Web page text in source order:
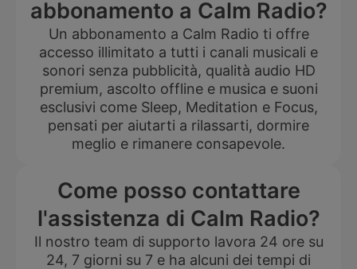
abbonamento a Calm Radio?
Un abbonamento a Calm Radio ti offre
accesso illimitato a tutti i canali musicali e
sonori senza pubblicità, qualità audio HD
premium, ascolto offline e musica e suoni
esclusivi come Sleep, Meditation e Focus,
pensati per aiutarti a rilassarti, dormire
meglio e rimanere consapevole.
Come posso contattare
l'assistenza di Calm Radio?
Il nostro team di supporto lavora 24 ore su
24, 7 giorni su 7 e ha alcuni dei tempi di